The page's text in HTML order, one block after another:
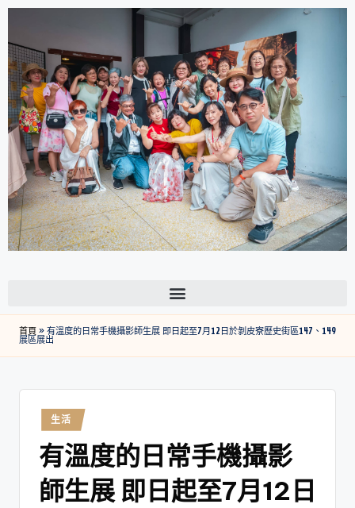
首頁»有溫度的日常手機攝影師生展 即日起至7月12日於剝皮寮歷史街區147、149
展區展出
生活
有溫度的日常手機攝影
師生展 即日起至7月12日